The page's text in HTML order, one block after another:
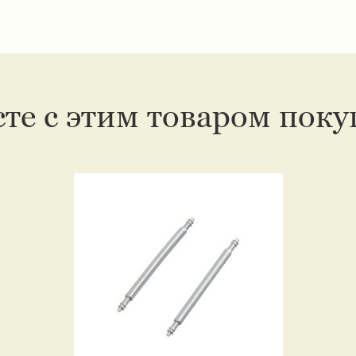
с этим товаром